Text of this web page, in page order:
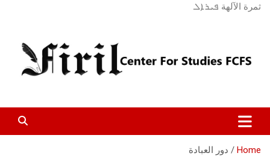
ثمرة الآلهة ܦܝܪܐܠ
Home دور العبادة